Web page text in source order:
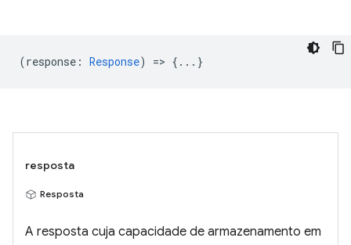
(response : Response) => {...}
resposta
Resposta
A resposta cuja capacidade de armazenamento em